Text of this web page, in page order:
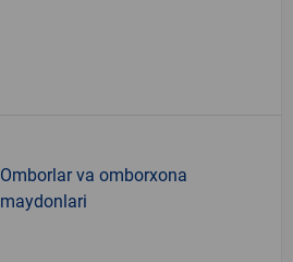
Omborlar va omborxona
maydonlari